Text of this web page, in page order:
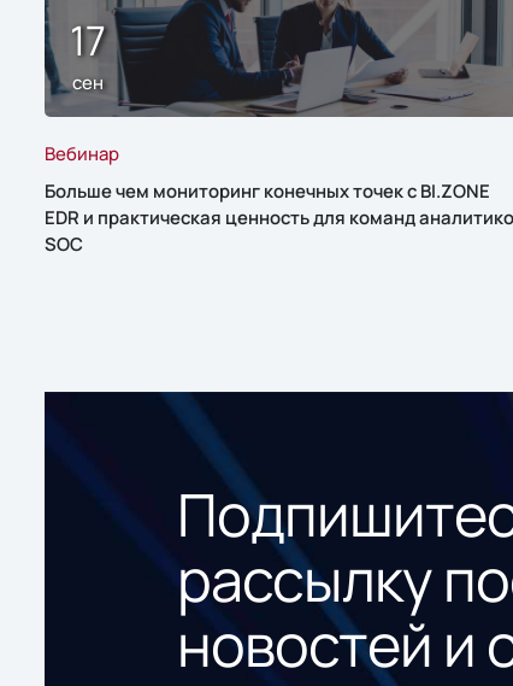
17
сен
Вебинар
Больше чем мониторинг конечных точек с BI.ZONE
EDR и практическая ценность для команд
SOC
рассылку
новостей и